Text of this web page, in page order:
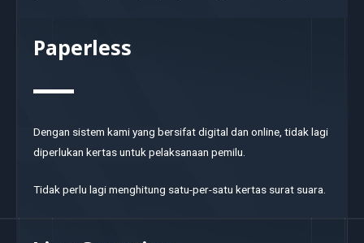
Paperless
Dengan sistem kami yang bersifat digital dan online, tidak lagi
diperlukan kertas untuk pelaksanaan pemilu.
Tidak perlu lagi menghitung satu-per-satu kertas surat suara.